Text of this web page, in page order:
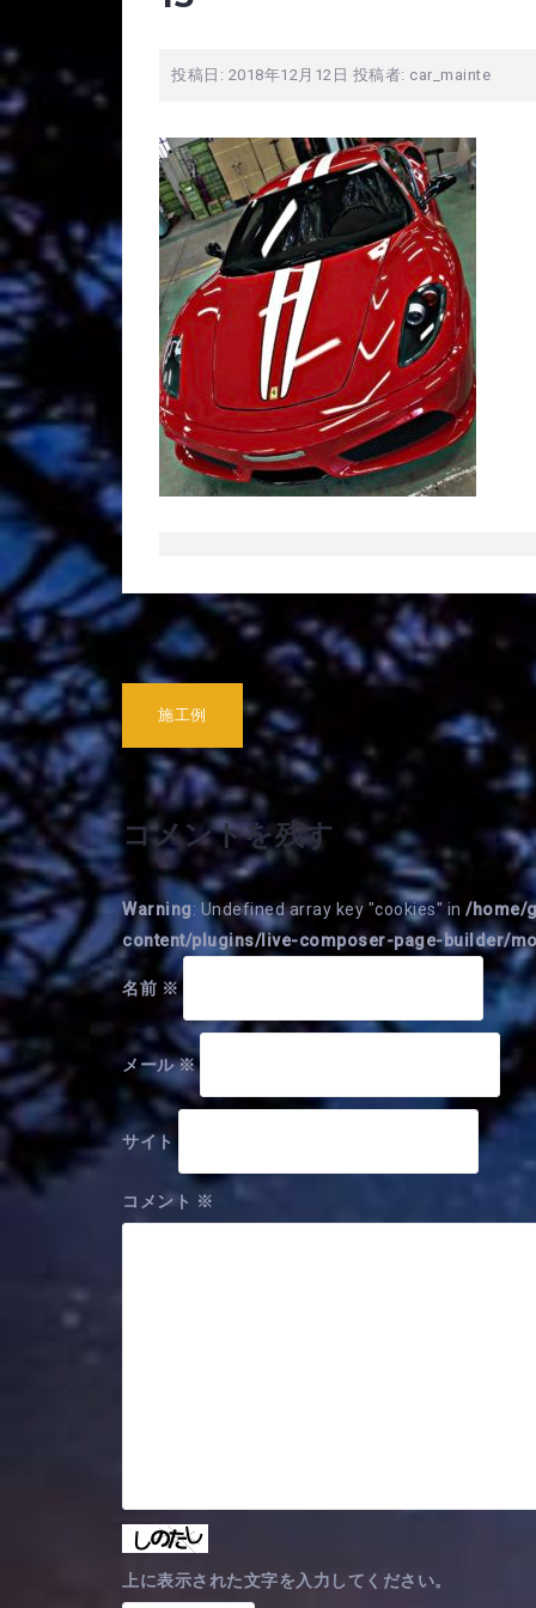
投稿日: 2018年12月12日 投稿者: car_mainte
稿
ナ
ビ
ゲ
ー
シ
ョ
ン
施工例
コメントを残す
Warning: Undefined array key "cookies" in /home/
content/plugins/live-composer-page-builder/
名前 ※
メール※
サイト
コメント ※
上に表示された文字を入力してください。